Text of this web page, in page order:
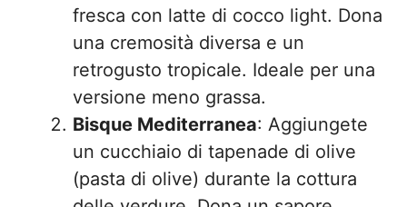
fresca con latte di cocco light. Dona
una cremosità diversa e un
retrogusto tropicale. Ideale per una
versione meno grassa.
Bisque Mediterranea: Aggiungete
un cucchiaio di tapenade di olive
(pasta di olive) durante la cottura